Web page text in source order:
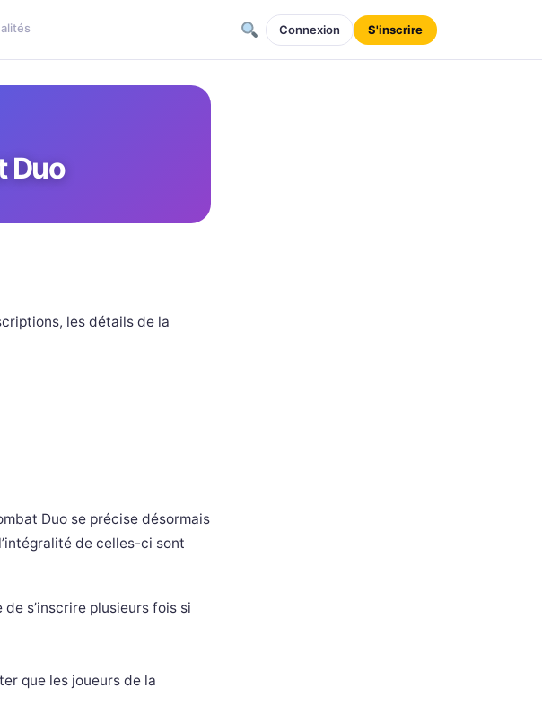
Connexion S'inscrire
Duo
les détails de la
Duo se précise désormais
de celles-ci sont
s’inscrire plusieurs fois si
que les joueurs de la